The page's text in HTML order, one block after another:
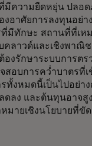
มีความยืดหยุ่น ปลอด
งอาศัยการลงทุนอย่า
ที่มีทักษะ สถานที่ที่เห
คลาวด์และเชิงพาณิ
องรักษาระบบการตร
สอบการคว่ำบาตรที่เ
ทั้งหมดนี้เป็นไปอย่า
ดลง และต้นทุนอาจสู
หมายเชิงนโยบายที่ขั